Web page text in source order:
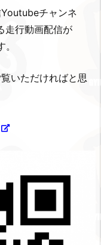
チャンネ
行動画配信が
いただければと思